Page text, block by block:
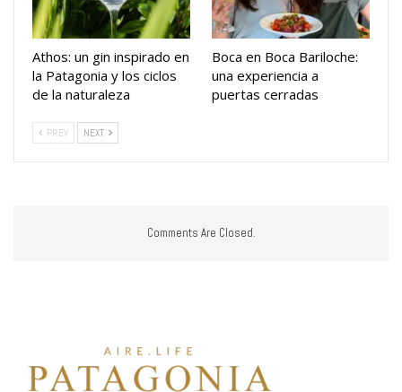
Athos: un gin inspirado en
la Patagonia y los ciclos
de la naturaleza
Boca en Boca Bariloche:
una experiencia a
puertas cerradas
PREV NEXT
Comments Are Closed.